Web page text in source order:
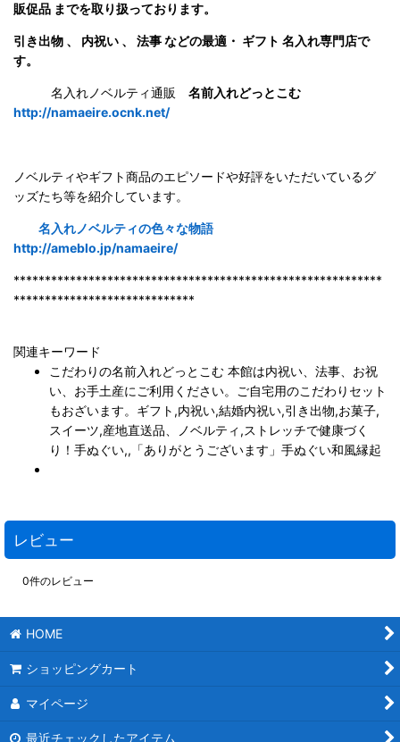
販促品 までを取り扱っております。
引き出物 、 内祝い 、 法事 などの最適・ ギフト 名入れ専門店で
す。
名入れノベルティ通販 名前入れどっとこむ
http://namaeire.ocnk.net/
ノベルティやギフト商品のエピソードや好評をいただいているグ
ッズたち等を紹介しています。
名入れノベルティの色々な物語
http://ameblo.jp/namaeire/
***********************************************************
*****************************
関連キーワード
こだわりの名前入れどっとこむ 本館は内祝い、法事、お祝
い、お手土産にご利用ください。ご自宅用のこだわりセット
もおざいます。ギフト,内祝い,結婚内祝い,引き出物,お菓子,
スイーツ,産地直送品、ノベルティ,ストレッチで健康づく
り！手ぬぐい,, 「ありがとうございます」手ぬぐい和風縁起
レビュー
0件のレビュー
HOME
ショッピングカート
マイページ
最近チェックしたアイテム